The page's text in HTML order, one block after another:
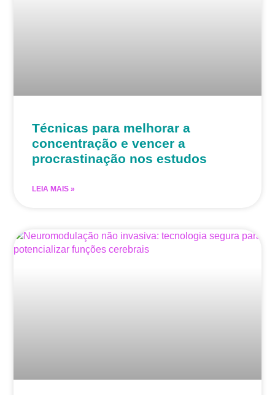
Técnicas para melhorar a
concentração e vencer a
procrastinação nos estudos
LEIA MAIS »